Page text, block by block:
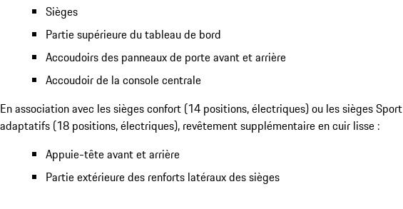
Sièges
Partie supérieure du tableau de bord
Accoudoirs des panneaux de porte avant et arrière
Accoudoir de la console centrale
En association avec les sièges confort (14 positions, électriques) ou les sièges Sport
adaptatifs (18 positions, électriques), revêtement supplémentaire en cuir lisse :
Appuie-tête avant et arrière
Partie extérieure des renforts latéraux des sièges